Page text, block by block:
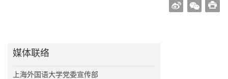
媒体联络
上海外国语大学党委宣传部